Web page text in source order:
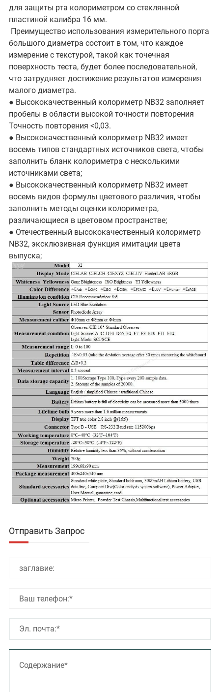
для защиты рта колориметром со стеклянной
пластиной калибра 16 мм.
Преимущество использования измерительного порта
большого диаметра состоит в том, что каждое
измерение с текстурой, такой как точечная
поверхность теста, будет более последовательной,
что затрудняет достижение результатов измерения
малого диаметра.
● Высококачественный колориметр NB32 заполняет
пробелы в области высокой точности повторения
Точность повторения <0,03.
● Высококачественный колориметр NB32 имеет
восемь типов стандартных источников света, чтобы
заполнить бланк колориметра с несколькими
источниками света;
● Высококачественный колориметр NB32 имеет
восемь видов формулы цветового различия, чтобы
заполнить методы оценки колориметра,
различающиеся в цветовом пространстве;
● Отечественный высококачественный колориметр
NB32, эксклюзивная функция имитации цвета
выпуска;
Отправить Запрос